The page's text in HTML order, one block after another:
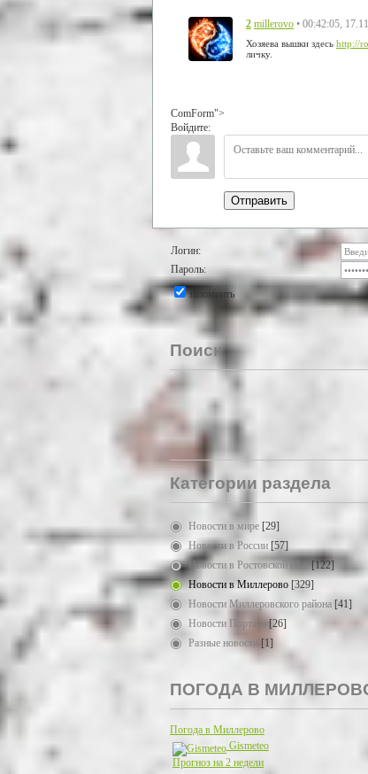
2 millerovo • 00:42:05,
Хозяева вышки здесь http://
личку.
ComForm">
Войдите:
Отправить
Логин:
Пароль:
запомнить
Поиск
Категории раздела
Новости в мире [29]
Новости в России [57]
Новости в Ростовской обл. [122]
Новости в Миллерово [329]
Новости Миллеровского района [41]
Новости Портала [26]
Разные новости [1]
ПОГОДА В
Погода в Миллерово
Gismeteo
Прогноз на 2 недели